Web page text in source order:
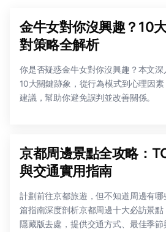
金牛女對你沒興趣？10
對策略全解析
你是否疑惑金牛女對你沒興趣？本文
10大關鍵跡象，從行為模式到心理因
建議，幫助你避免誤判並改善關係。
京都周邊景點全攻略：
與交通實用指南
計劃前往京都旅遊，但不知道周邊有
篇指南深度剖析京都周邊十大必訪景
隱藏版去處，提供交通方式、最佳季